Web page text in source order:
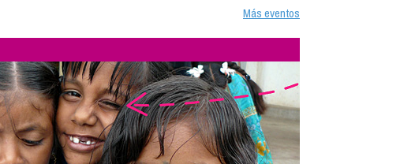
Más eventos